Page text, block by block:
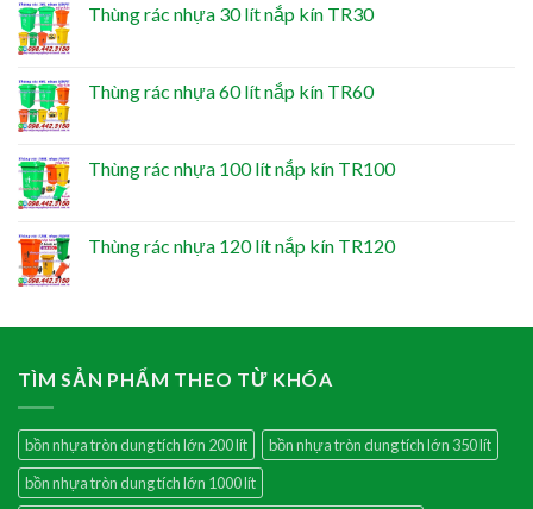
Thùng rác nhựa 30 lít nắp kín TR30
Thùng rác nhựa 60 lít nắp kín TR60
Thùng rác nhựa 100 lít nắp kín TR100
Thùng rác nhựa 120 lít nắp kín TR120
TÌM SẢN PHẨM THEO TỪ KHÓA
bồn nhựa tròn dung tích lớn 200 lít
bồn nhựa tròn dung tích lớn 350 lít
bồn nhựa tròn dung tích lớn 1000 lít